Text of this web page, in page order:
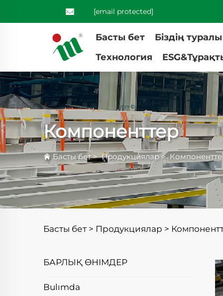
[email protected]
Басты бет
Біздің туралы
Технология
Компоненттер
Басты бет>Продукциялар>
Басты бет > Продукциялар >
БАРЛЫҚ ӨНІМДЕР
Bulımda